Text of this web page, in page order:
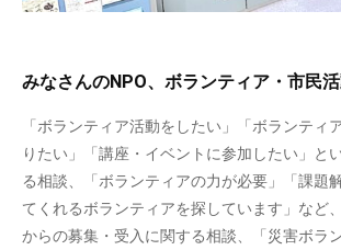
みなさんのNPO、ボランティア・市民
「ボランティア活動をしたい」「ボランティ
りたい」「講座・イベントに参加したい」と
る相談、「ボランティアの力が必要」「課題
てくれるボランティアを探しています」など
からの募集・受入に関する相談、「災害ボラ